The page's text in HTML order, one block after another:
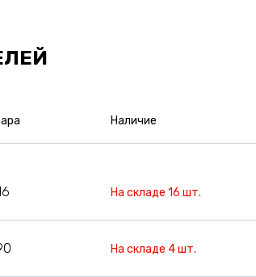
Наличие
На складе 16 шт.
На складе 4 шт.